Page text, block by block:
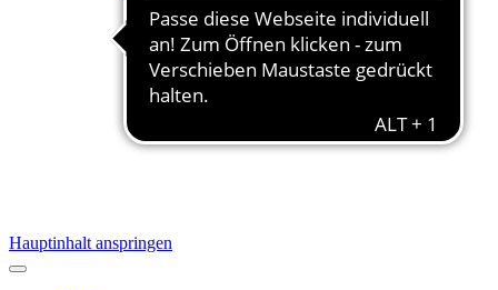
Hauptinhalt anspringen